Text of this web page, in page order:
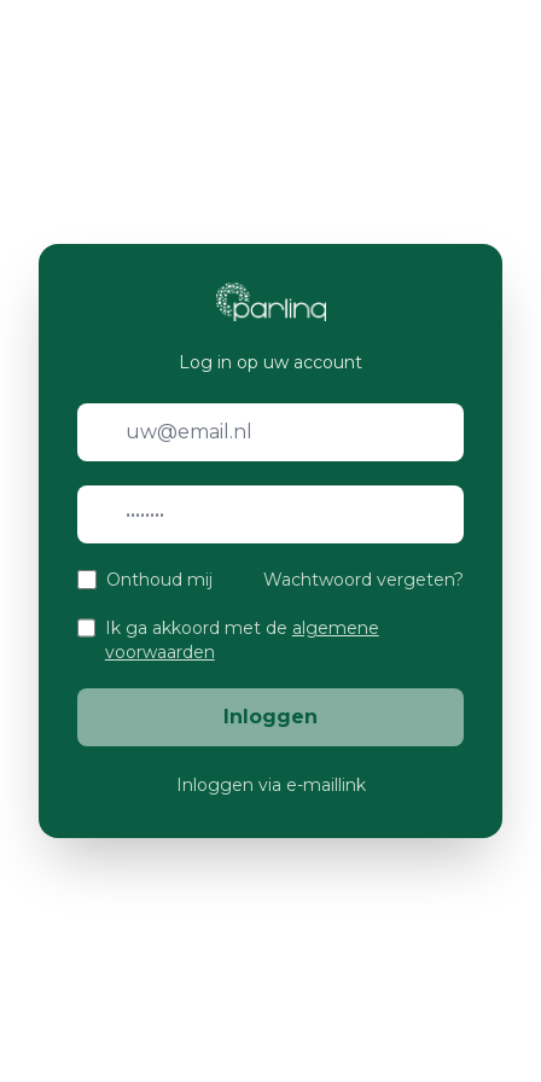
Log in op uw account
Onthoud mij Wachtwoord vergeten?
Ik ga akkoord met de algemene
voorwaarden
Inloggen
Inloggen via e-maillink